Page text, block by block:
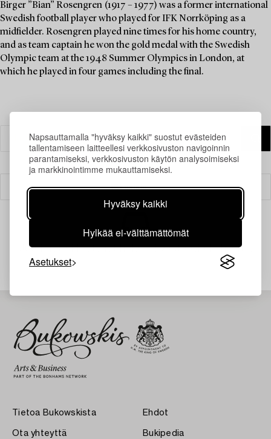
Napsauttamalla "hyväksy kaikki" suostut evästeiden
tallentamiseen laitteellesi verkkosivuston navigoinnin
parantamiseksi, verkkosivuston käytön analysoimiseksi
ja markkinointimme mukauttamiseksi.
Hyväksy kaikki
Hylkää ei-välttämättömät
Asetukset
Birger ”Bian” Rosengren (1917 – 1977) was a former international
Swedish football player who played for IFK Norrköping as a
midfielder. Rosengren played nine times for his home country,
and as team captain he won the gold medal with the Swedish
Olympic team at the 1948 Summer Olympics in London, at
which he played in four games including the final.
Suodatin
Juuri nyt ei löytynyt hakuasi vastaavia kohteita.
Tietoa Bukowskista
Ota yhteyttä
Ehdot
Bukipedia